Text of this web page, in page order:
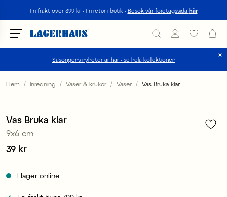
Fri frakt över 399 kr - Fri retur i butik - Besök vår företagssida här
Säsongens nyheter är här - se hela kollektionen
Välj språk / valuta
FI / EUR
Hem Inredning Vaser & krukor Vaser Vas Bruka klar
Vas Bruka klar
9x6 cm
Pris:39 kr
39 kr
I lager online